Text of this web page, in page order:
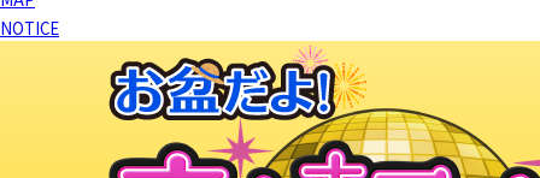
NOTICE